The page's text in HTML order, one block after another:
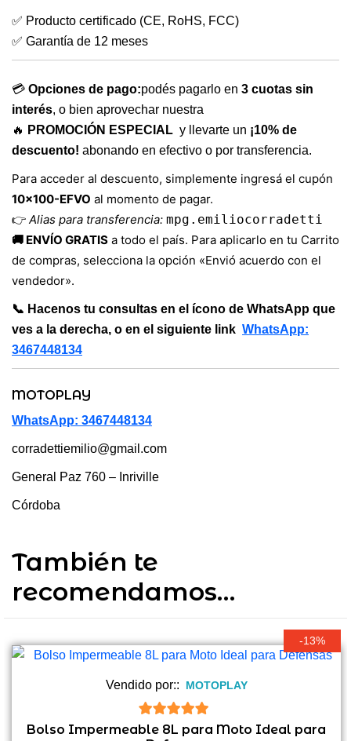
✅ Producto certificado (CE, RoHS, FCC)
✅ Garantía de 12 meses
💳 Opciones de pago:podés pagarlo en 3 cuotas sin
interés, o bien aprovechar nuestra
🔥 PROMOCIÓN ESPECIAL y llevarte un ¡10% de
descuento! abonando en efectivo o por transferencia.
Para acceder al descuento, simplemente ingresá el cupón
10×100-EFVO al momento de pagar.
👉 Alias para transferencia: mpg.emiliocorradetti
🚚 ENVÍO GRATIS a todo el país. Para aplicarlo en tu Carrito
de compras, selecciona la opción «Envió acuerdo con el
vendedor».
📞 Hacenos tu consultas en el ícono de WhatsApp que
ves a la derecha, o en el siguiente link WhatsApp:
3467448134
MOTOPLAY
WhatsApp: 3467448134
corradettiemilio@gmail.com
General Paz 760 – Inriville
Córdoba
También te
recomendamos…
-13%
Vendido por:: MOTOPLAY
5de 5
Bolso Impermeable 8L para Moto Ideal para